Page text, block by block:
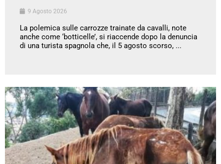
9 Agosto 2026
La polemica sulle carrozze trainate da cavalli, note
anche come ‘botticelle’, si riaccende dopo la denuncia
di una turista spagnola che, il 5 agosto scorso, ...